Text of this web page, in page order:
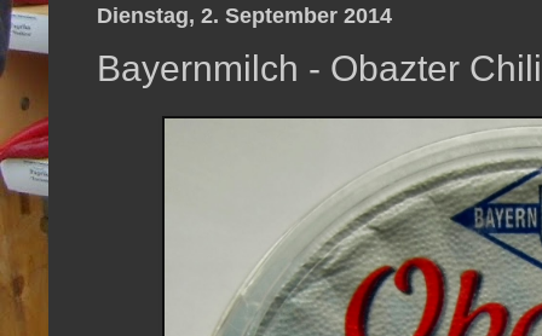
Dienstag, 2. September 2014
Bayernmilch - Obazter Chili